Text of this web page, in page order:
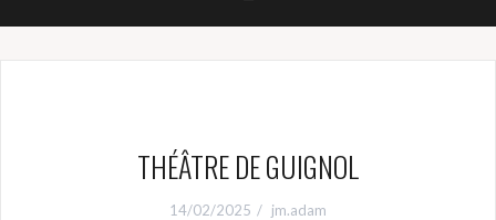
THÉÂTRE DE GUIGNOL
14/02/2025 jm.adam